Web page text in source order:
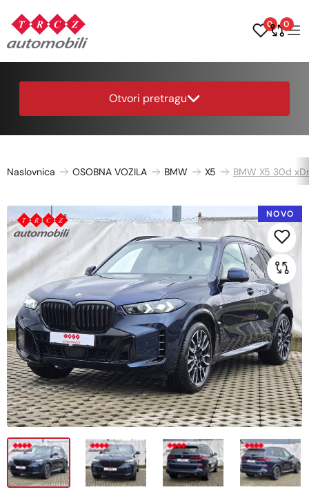
0 0
Otvori pretragu
Naslovnica OSOBNA VOZILA BMW X5 BMW X5 30d
NOVO